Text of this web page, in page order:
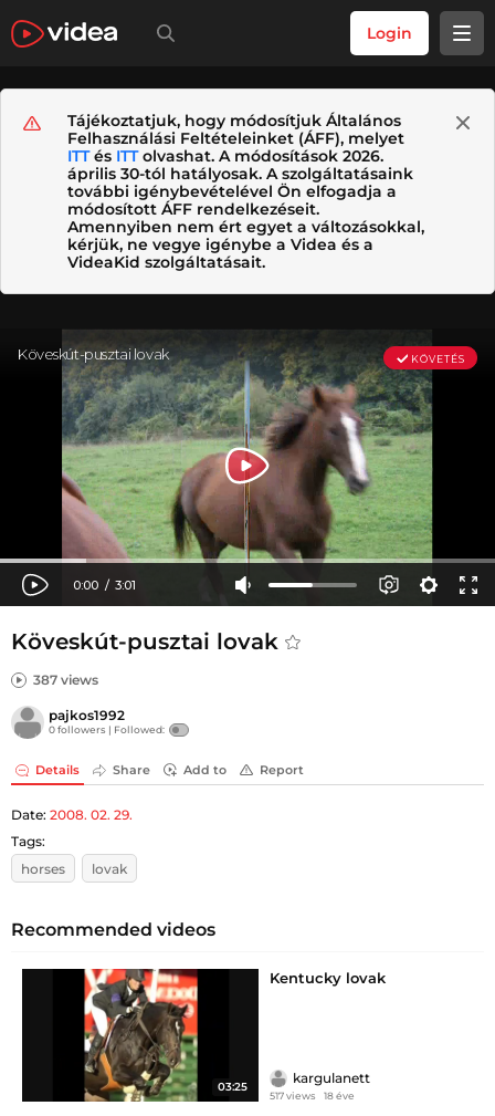
Login
Tájékoztatjuk, hogy módosítjuk Általános
Felhasználási Feltételeinket (ÁFF), melyet
ITTés ITTolvashat. A módosítások 2026.
április 30-tól hatályosak. A szolgáltatásaink
további igénybevételével Ön elfogadja a
módosított ÁFF rendelkezéseit.
Amennyiben nem ért egyet a változásokkal,
kérjük, ne vegye igénybe a Videa és a
VideaKid szolgáltatásait.
Köveskút-pusztai lovak
387 views
pajkos1992
0 followers | Followed:
Details Share Add to Report
Date: 2008. 02. 29.
Tags:
horses
lovak
Recommended videos
03:25
Kentucky lovak
kargulanett
517 views 18 éve